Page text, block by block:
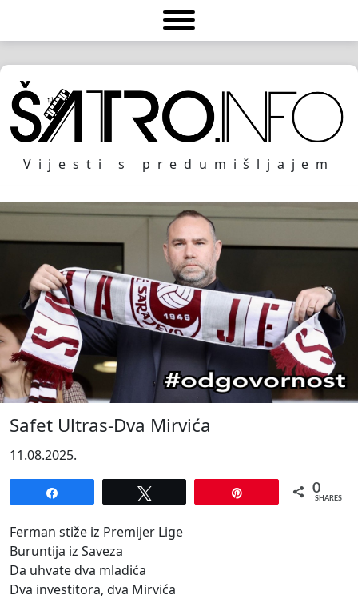
Vijesti s predumišljajem
Safet Ultras-Dva Mirvića
11.08.2025.
0
SHARES
Ferman stiže iz Premijer Lige
Buruntija iz Saveza
Da uhvate dva mladića
Dva investitora, dva Mirvića